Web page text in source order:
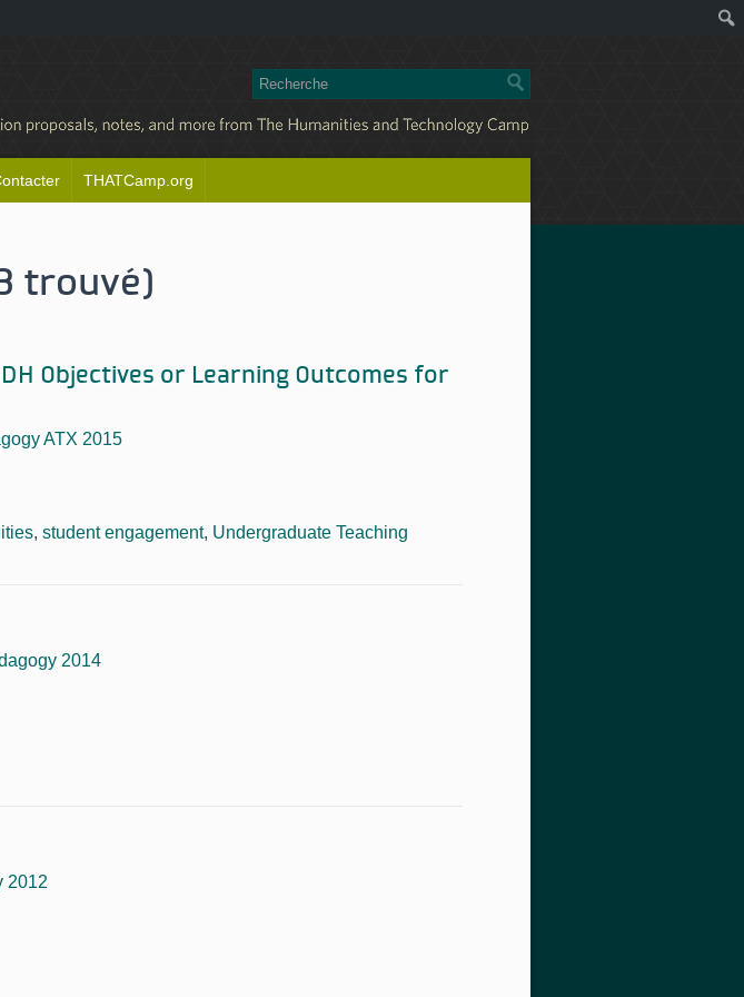
THATCamp.org
trouvé)
Objectives or Learning Outcomes for
ATX 2015
, student engagement, Undergraduate Teaching
2014
2012